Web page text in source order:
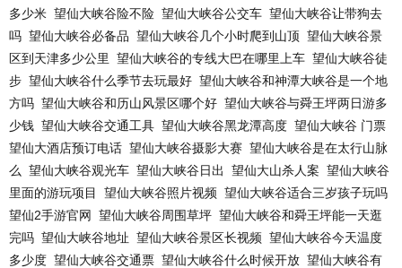
多少米 望仙大峡谷险不险 望仙大峡谷公交车 望仙大峡谷让带狗去
吗 望仙大峡谷必备品 望仙大峡谷几个小时爬到山顶 望仙大峡谷景
区到天津多少公里
望仙大峡谷的专线大巴在哪里上车 望仙大峡谷徒
步 望仙大峡谷什么季节去玩最好 望仙大峡谷和神潭大峡谷是一个地
方吗 望仙大峡谷和历山风景区哪个好 望仙大峡谷与舜王坪两日游多
少钱 望仙大峡谷交通工具 望仙大峡谷黑龙潭高度 望仙大峡谷 门票
望仙大酒店预订电话 望仙大峡谷摄影大赛 望仙大峡谷是在太行山脉
么
望仙大峡谷观光车 望仙大峡谷日出 望仙大山杀人案 望仙大峡谷
里面的游玩项目
望仙大峡谷照片视频 望仙大峡谷适合三岁孩子玩吗
望仙2手游官网
望仙大峡谷周围草坪 望仙大峡谷和舜王坪能一天逛
完吗 望仙大峡谷地址 望仙大峡谷景区长视频 望仙大峡谷今天温度
多少度 望仙大峡谷交通票 望仙大峡谷什么时候开放 望仙大峡谷有